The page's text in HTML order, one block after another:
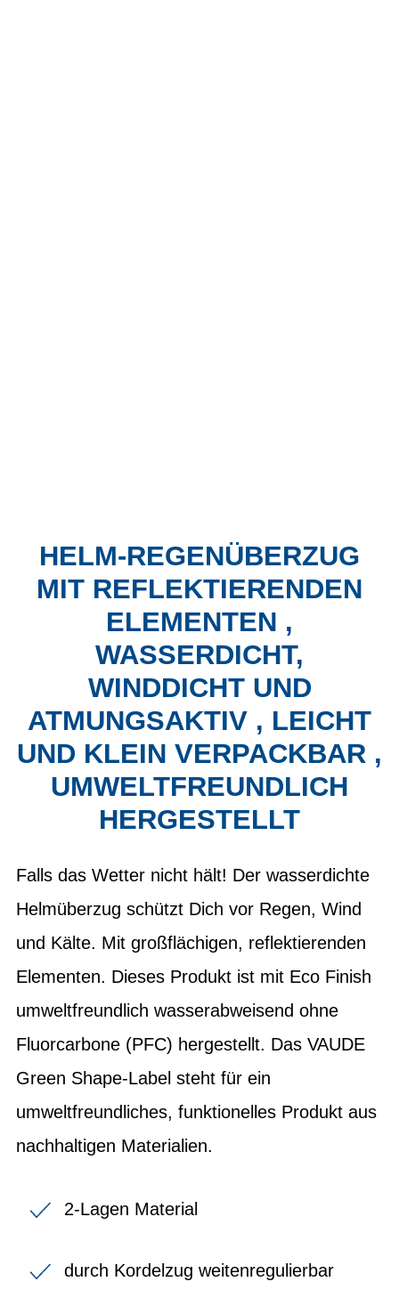
HELM-REGENÜBERZUG
MIT REFLEKTIERENDEN
ELEMENTEN ,
WASSERDICHT,
WINDDICHT UND
ATMUNGSAKTIV , LEICHT
UND KLEIN VERPACKBAR ,
UMWELTFREUNDLICH
HERGESTELLT
Falls das Wetter nicht hält! Der wasserdichte
Helmüberzug schützt Dich vor Regen, Wind
und Kälte. Mit großflächigen, reflektierenden
Elementen. Dieses Produkt ist mit Eco Finish
umweltfreundlich wasserabweisend ohne
Fluorcarbone (PFC) hergestellt. Das VAUDE
Green Shape-Label steht für ein
umweltfreundliches, funktionelles Produkt aus
nachhaltigen Materialien.
2-Lagen Material
durch Kordelzug weitenregulierbar